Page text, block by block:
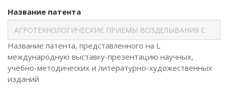
Название патента
Название патента, представленного на L
международную выставку-презентацию научных,
учебно-методических и литературно-художественных
изданий